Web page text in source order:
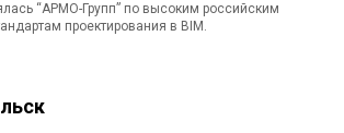
“АРМО-Групп” по высоким российским
проектирования в BIM.